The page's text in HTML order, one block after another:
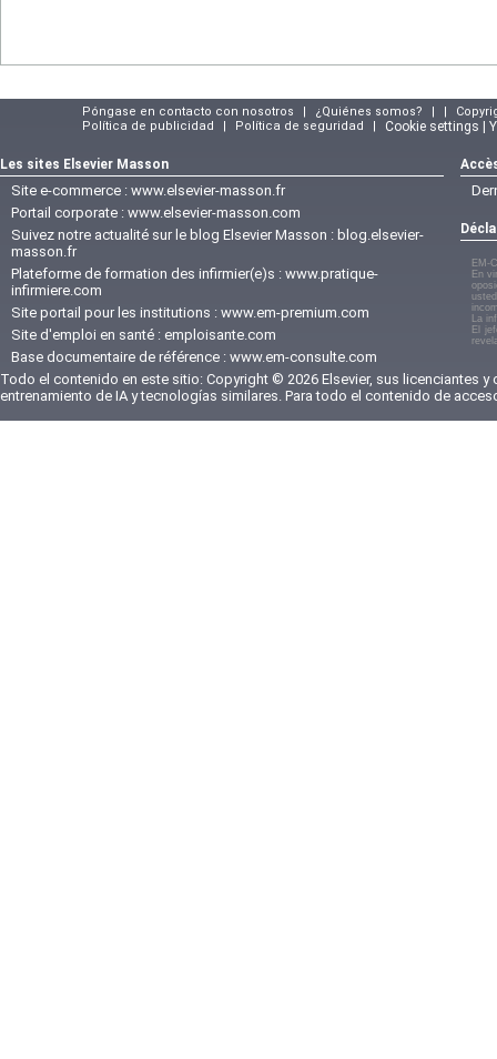
Póngase en contacto con nosotros | ¿Quiénes somos? | |
Política de publicidad
| Política de seguridad | Cookie settings |
Les sites Elsevier Masson
Site e-commerce : www.elsevier-masson.fr
Portail corporate : www.elsevier-masson.com
Suivez notre actualité sur le blog Elsevier Masson : blog.elsevier-
masson.fr
Plateforme de formation des infirmier(e)s : www.pratique-
infirmiere.com
Site portail pour les institutions : www.em-premium.com
Site d'emploi en santé : emploisante.com
Base documentaire de référence : www.em-consulte.com
EM-
En
La
El
Todo el contenido en este sitio: Copyright © 2026 Elsevier, sus licenciantes
entrenamiento de IA y tecnologías similares. Para todo el contenido de